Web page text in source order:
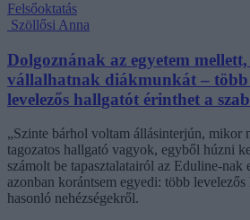
Felsőoktatás
Szöllősi Anna
Dolgoznának az egyetem mellett,
vállalhatnak diákmunkát – több
levelezős hallgatót érinthet a
„Szinte bárhol voltam állásinterjún, mikor
tagozatos hallgató vagyok, egyből húzni
számolt be tapasztalatairól az Eduline-nak
azonban korántsem egyedi: több
hasonló nehézségekről.